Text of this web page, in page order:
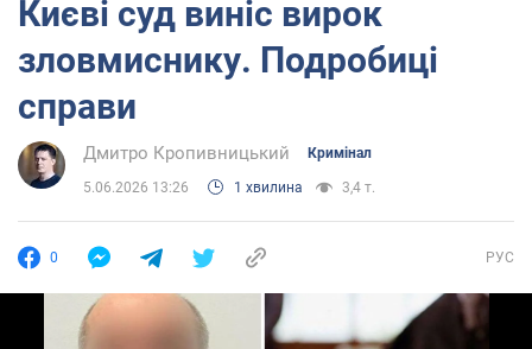
Києві суд виніс вирок
зловмиснику. Подробиці
справи
Дмитро Кропивницький Кримінал
5.06.2026 13:26 1 хвилина 3,4 т.
0 РУС